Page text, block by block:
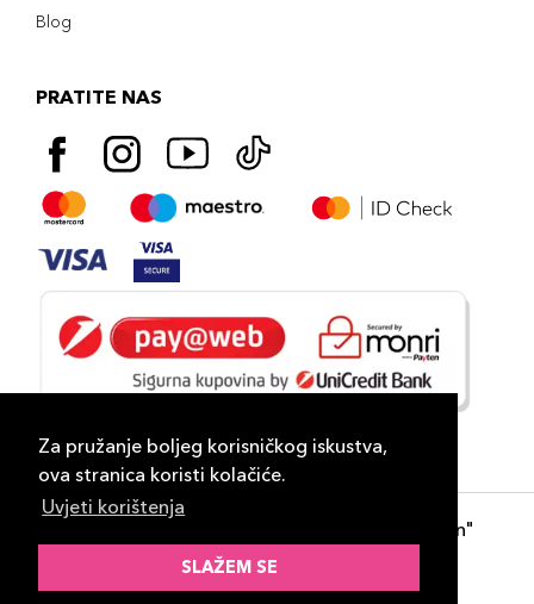
Za pružanje boljeg korisničkog iskustva,
ova stranica koristi kolačiće.
Uvjeti korištenja
SLAŽEM SE
Blog
PRATITE NAS
- "DP Lux Distribution"
d.o.o. Banja Luka
ID-S Consulting d.o.o. Sarajevo